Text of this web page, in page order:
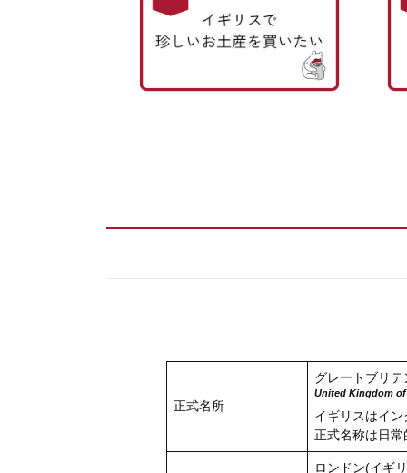
正式名所
グレートブリ
United Kingdom
イギリスはイ
正式名称は日
ロンドン(イギ